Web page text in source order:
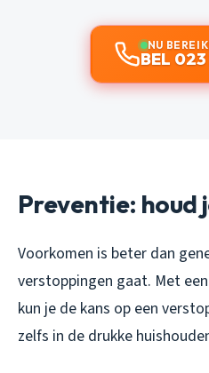
NU
BEL
Preventie: houd
Voorkomen is beter dan
verstoppingen gaat. Met
kun je de kans op een
zelfs in de drukke